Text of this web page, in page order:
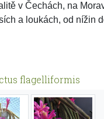
v Čechách, na
a loukách, od nížin
flagelliformis